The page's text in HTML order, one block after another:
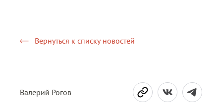
Вернуться к списку новостей
Валерий Рогов